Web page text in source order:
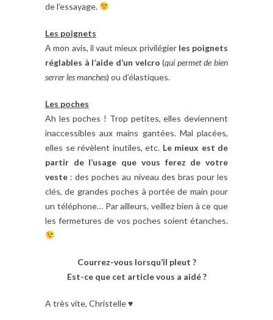
de l’essayage.
Les poignets
A mon avis, il vaut mieux privilégier les poignets
réglables à l’aide d’un velcro (qui permet de bien
serrer les manches) ou d’élastiques.
Les poches
Ah les poches ! Trop petites, elles deviennent
inaccessibles aux mains gantées. Mal placées,
elles se révèlent inutiles, etc. Le mieux est de
partir de l’usage que vous ferez de votre
veste : des poches au niveau des bras pour les
clés, de grandes poches à portée de main pour
un téléphone… Par ailleurs, veillez bien à ce que
les fermetures de vos poches soient étanches.
Courrez-vous lorsqu’il pleut ?
Est-ce que cet article vous a aidé ?
A très vite, Christelle ♥